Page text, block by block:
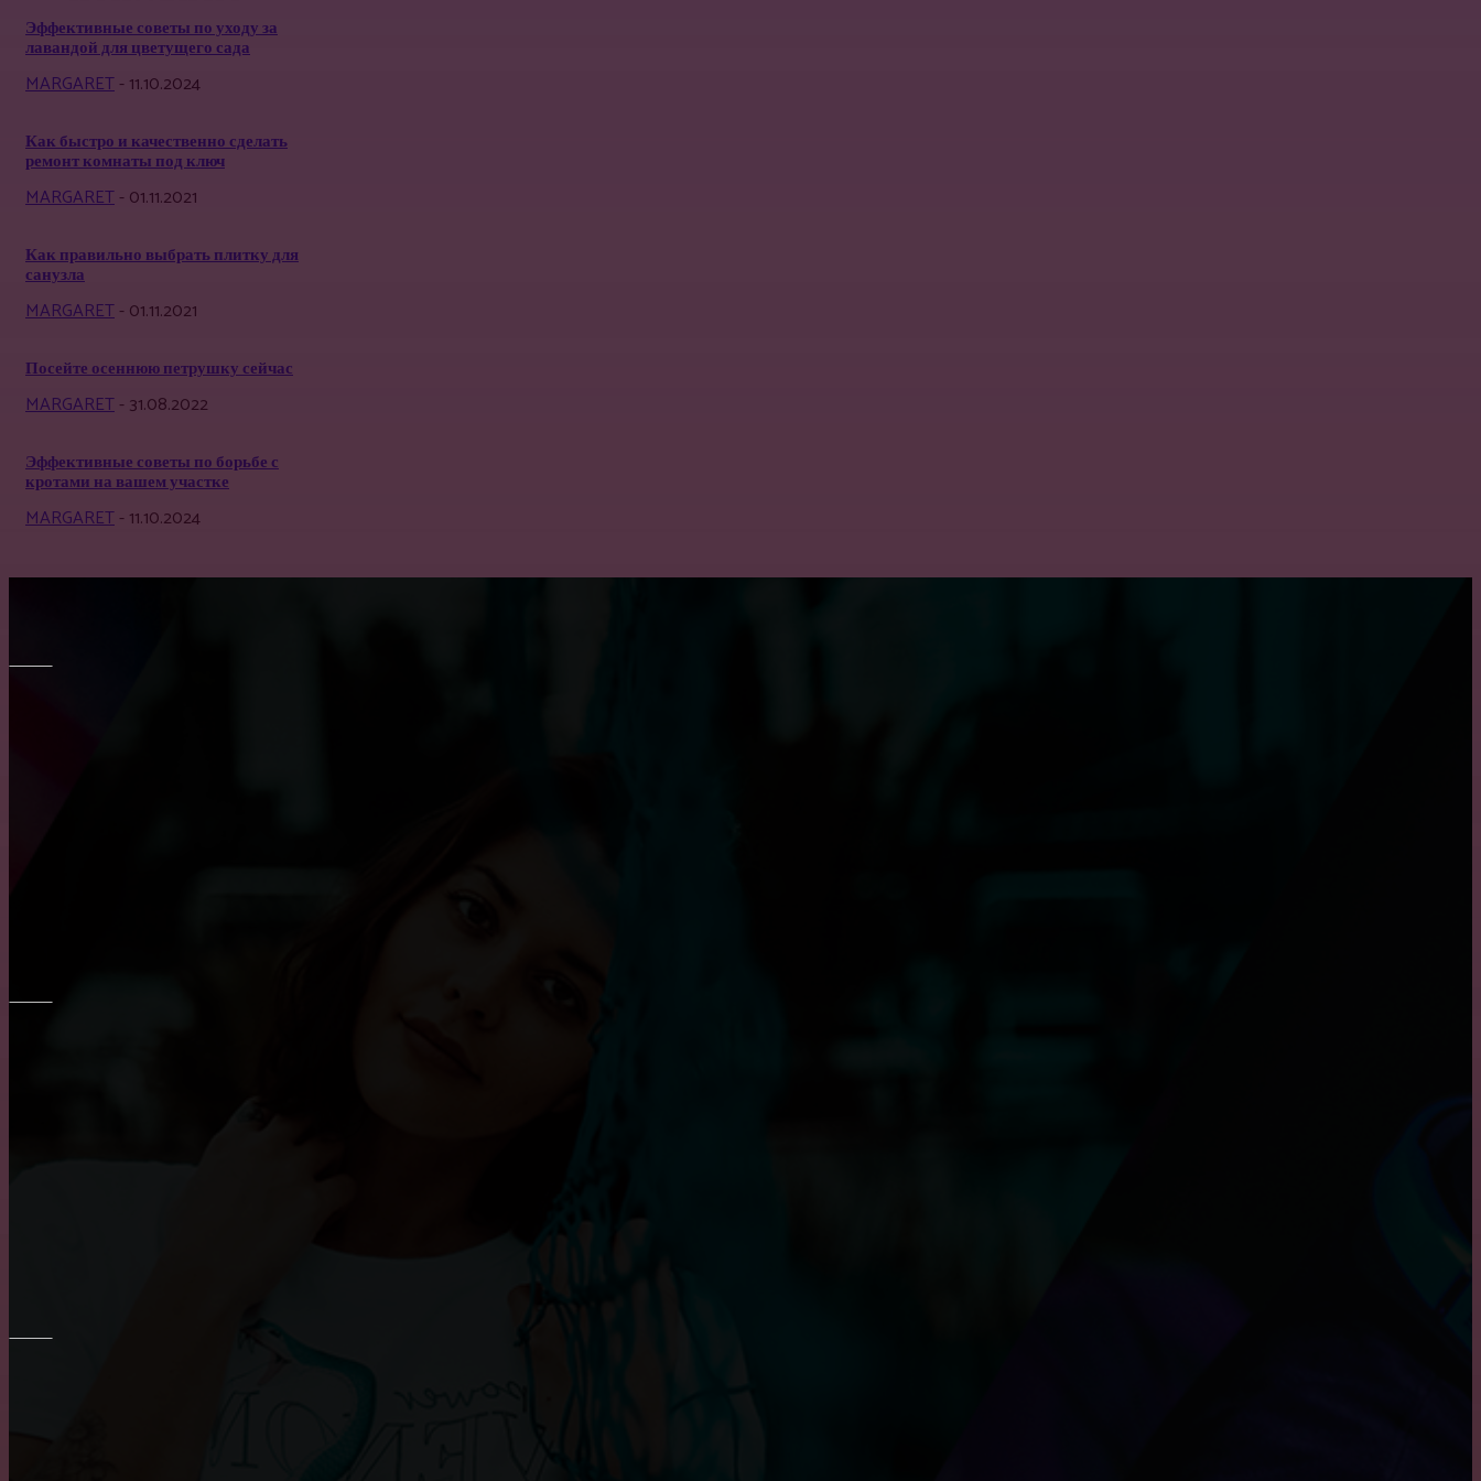
Эффективные советы по уходу за
лавандой для цветущего сада
MARGARET-11.10.2024
Как быстро и качественно сделать
ремонт комнаты под ключ
MARGARET-01.11.2021
Как правильно выбрать плитку для
санузла
MARGARET- 01.11.2021
Посейте осеннюю петрушку сейчас
MARGARET- 31.08.2022
Эффективные советы по борьбе с
кротами на вашем участке
MARGARET- 11.10.2024